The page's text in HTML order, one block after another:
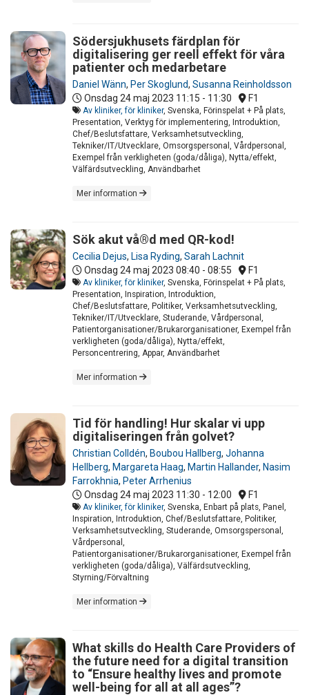
Södersjukhusets färdplan för
digitalisering ger reell effekt för våra
patienter och medarbetare
Daniel Wänn, Per Skoglund, Susanna Reinholdsson
Onsdag 24 maj 2023 11:15 - 11:30 F1
Av kliniker, för kliniker, Svenska, Förinspelat + På plats,
Presentation, Verktyg för implementering, Introduktion,
Chef/Beslutsfattare, Verksamhetsutveckling,
Tekniker/IT/Utvecklare, Omsorgspersonal, Vårdpersonal,
Exempel från verkligheten (goda/dåliga), Nytta/effekt,
Välfärdsutveckling, Användbarhet
Mer information
Sök akut vå®d med QR-kod!
Cecilia Dejus, Lisa Ryding, Sarah Lachnit
Onsdag 24 maj 2023 08:40 - 08:55 F1
Av kliniker, för kliniker, Svenska, Förinspelat + På plats,
Presentation, Inspiration, Introduktion,
Chef/Beslutsfattare, Politiker, Verksamhetsutveckling,
Tekniker/IT/Utvecklare, Studerande, Vårdpersonal,
Patientorganisationer/Brukarorganisationer, Exempel från
verkligheten (goda/dåliga), Nytta/effekt,
Personcentrering, Appar, Användbarhet
Mer information
Tid för handling! Hur skalar vi upp
digitaliseringen från golvet?
Christian Colldén, Boubou Hallberg, Johanna
Hellberg, Margareta Haag, Martin Hallander, Nasim
Farrokhnia, Peter Arrhenius
Onsdag 24 maj 2023 11:30 - 12:00 F1
Av kliniker, för kliniker, Svenska, Enbart på plats, Panel,
Inspiration, Introduktion, Chef/Beslutsfattare, Politiker,
Verksamhetsutveckling, Studerande, Omsorgspersonal,
Vårdpersonal,
Patientorganisationer/Brukarorganisationer, Exempel från
verkligheten (goda/dåliga), Välfärdsutveckling,
Styrning/Förvaltning
Mer information
What skills do Health Care Providers of
the future need for a digital transition
to “Ensure healthy lives and promote
well-being for all at all ages”?